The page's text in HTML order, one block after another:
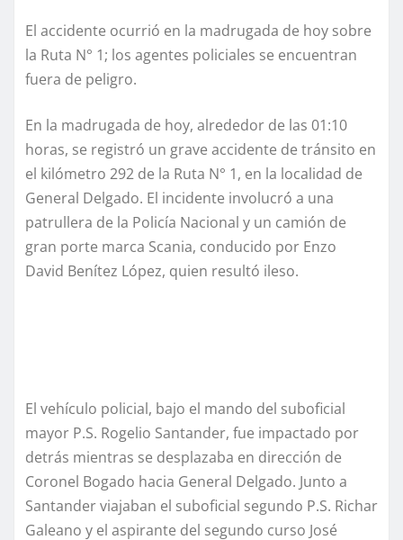
El accidente ocurrió en la madrugada de hoy sobre
la Ruta N° 1; los agentes policiales se encuentran
fuera de peligro.
En la madrugada de hoy, alrededor de las 01:10
horas, se registró un grave accidente de tránsito en
el kilómetro 292 de la Ruta N° 1, en la localidad de
General Delgado. El incidente involucró a una
patrullera de la Policía Nacional y un camión de
gran porte marca Scania, conducido por Enzo
David Benítez López, quien resultó ileso.
El vehículo policial, bajo el mando del suboficial
mayor P.S. Rogelio Santander, fue impactado por
detrás mientras se desplazaba en dirección de
Coronel Bogado hacia General Delgado. Junto a
Santander viajaban el suboficial segundo P.S. Richar
Galeano y el aspirante del segundo curso José